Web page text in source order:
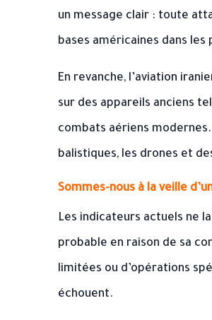
un message clair : toute
bases américaines dans les
En revanche, l’aviation
sur des appareils anciens
combats aériens
balistiques, les drones et
Sommes-nous à la veille
Les indicateurs actuels ne
probable en raison de sa
limitées ou d’opérations
échouent.